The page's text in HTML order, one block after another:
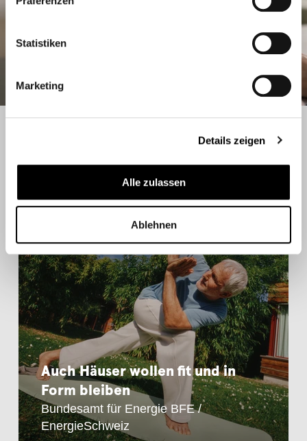
Statistiken
Marketing
Details zeigen
Alle zulassen
Ablehnen
Auch Häuser wollen fit und in
Form bleiben
Bundesamt für Energie BFE /
EnergieSchweiz